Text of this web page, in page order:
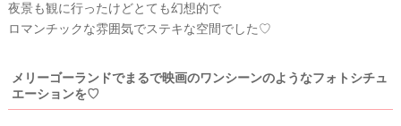
夜景も観に行ったけどとても幻想的で
ロマンチックな雰囲気でステキな空間でした♡
メリーゴーランドでまるで映画のワンシーンのようなフォトシチュ
エーションを♡
ウ
デ
ィ